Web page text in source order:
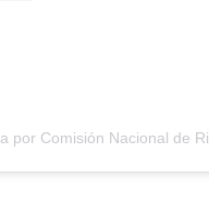
por Comisión Nacional de